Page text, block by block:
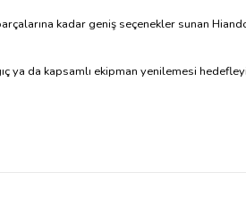
kadar geniş seçenekler sunan
ya da kapsamlı ekipman yenilemesi